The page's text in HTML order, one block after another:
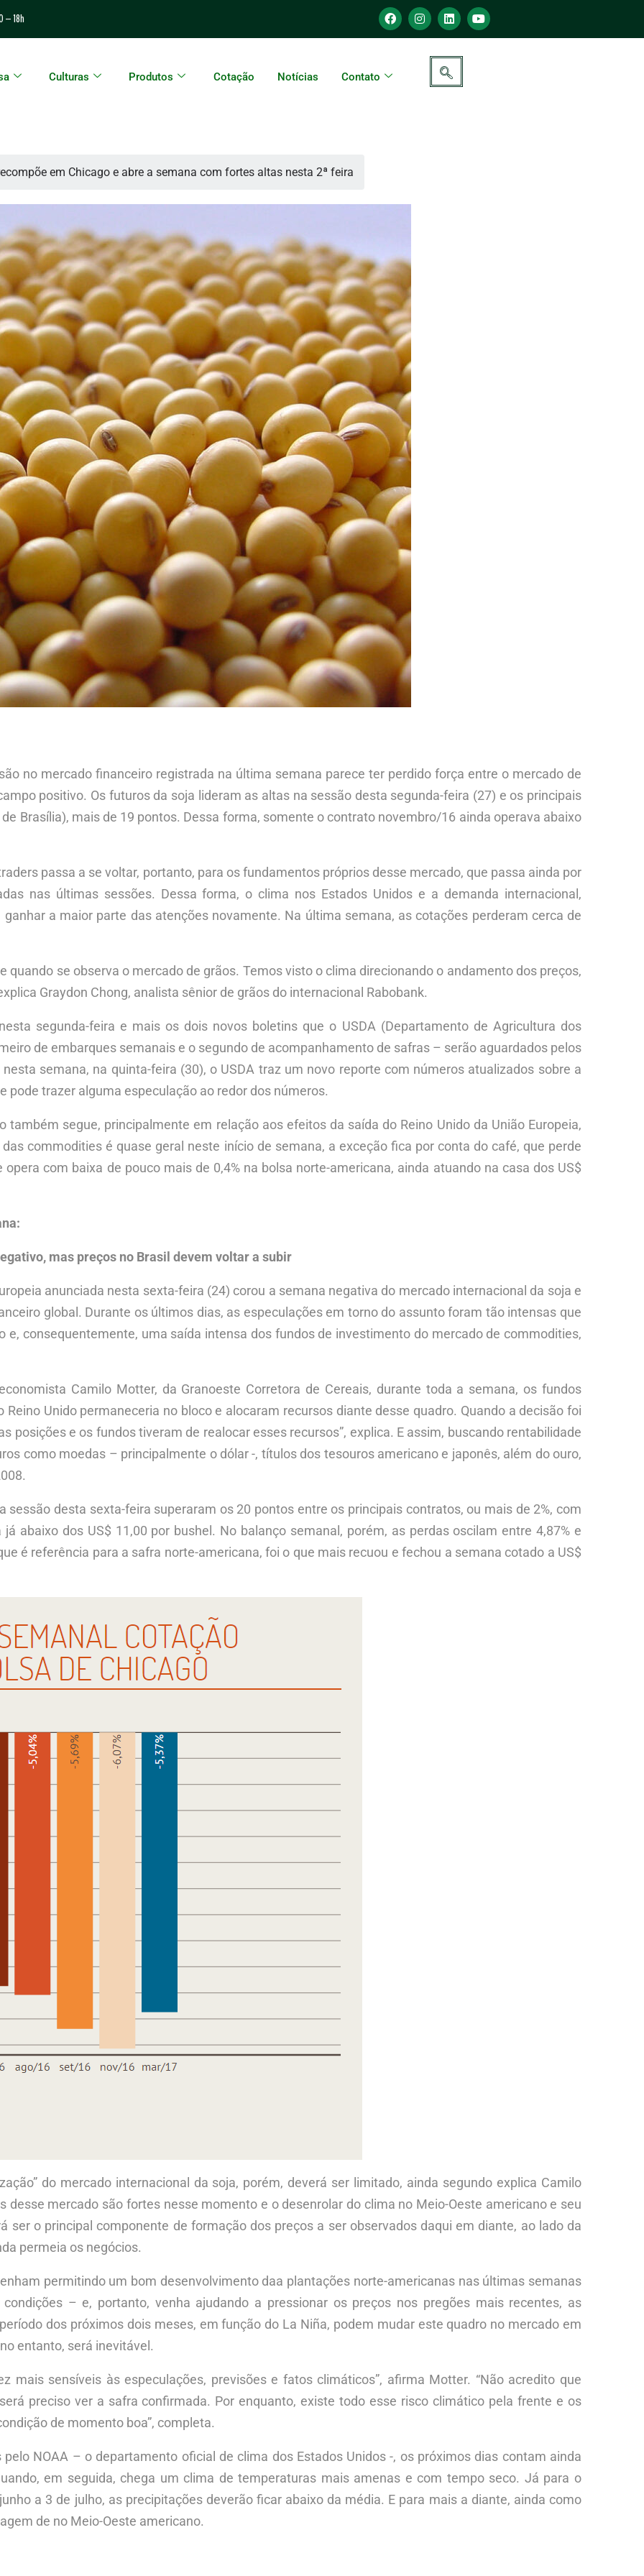
– 18h
Culturas Produtos Cotação Notícias Contato
em Chicago e abre a semana com fortes altas nesta 2ª feira
no mercado financeiro registrada na última semana parece ter perdido força entre o mercado de
positivo. Os futuros da soja lideram as altas na sessão desta segunda-feira (27) e os principais
Brasília), mais de 19 pontos. Dessa forma, somente o contrato novembro/16 ainda operava abaixo
passa a se voltar, portanto, para os fundamentos próprios desse mercado, que passa ainda por
nas últimas sessões. Dessa forma, o clima nos Estados Unidos e a demanda internacional,
a maior parte das atenções novamente. Na última semana, as cotações perderam cerca de
quando se observa o mercado de grãos. Temos visto o clima direcionando o andamento dos preços,
Graydon Chong, analista sênior de grãos do internacional Rabobank.
segunda-feira e mais os dois novos boletins que o USDA (Departamento de Agricultura dos
de embarques semanais e o segundo de acompanhamento de safras – serão aguardados pelos
semana, na quinta-feira (30), o USDA traz um novo reporte com números atualizados sobre a
pode trazer alguma especulação ao redor dos números.
segue, principalmente em relação aos efeitos da saída do Reino Unido da União Europeia,
commodities é quase geral neste início de semana, a exceção fica por conta do café, que perde
com baixa de pouco mais de 0,4% na bolsa norte-americana, ainda atuando na casa dos US$
mas preços no Brasil devem voltar a subir
anunciada nesta sexta-feira (24) corou a semana negativa do mercado internacional da soja e
global. Durante os últimos dias, as especulações em torno do assunto foram tão intensas que
e, consequentemente, uma saída intensa dos fundos de investimento do mercado de commodities,
Camilo Motter, da Granoeste Corretora de Cereais, durante toda a semana, os fundos
Unido permaneceria no bloco e alocaram recursos diante desse quadro. Quando a decisão foi
posições e os fundos tiveram de realocar esses recursos”, explica. E assim, buscando rentabilidade
como moedas – principalmente o dólar -, títulos dos tesouros americano e japonês, além do ouro,
sessão desta sexta-feira superaram os 20 pontos entre os principais contratos, ou mais de 2%, com
abaixo dos US$ 11,00 por bushel. No balanço semanal, porém, as perdas oscilam entre 4,87% e
é referência para a safra norte-americana, foi o que mais recuou e fechou a semana cotado a US$
do mercado internacional da soja, porém, deverá ser limitado, ainda segundo explica Camilo
mercado são fortes nesse momento e o desenrolar do clima no Meio-Oeste americano e seu
ser o principal componente de formação dos preços a ser observados daqui em diante, ao lado da
permeia os negócios.
permitindo um bom desenvolvimento daa plantações norte-americanas nas últimas semanas
– e, portanto, venha ajudando a pressionar os preços nos pregões mais recentes, as
dos próximos dois meses, em função do La Niña, podem mudar este quadro no mercado em
entanto, será inevitável.
mais sensíveis às especulações, previsões e fatos climáticos”, afirma Motter. “Não acredito que
preciso ver a safra confirmada. Por enquanto, existe todo esse risco climático pela frente e os
de momento boa”, completa.
NOAA – o departamento oficial de clima dos Estados Unidos -, os próximos dias contam ainda
em seguida, chega um clima de temperaturas mais amenas e com tempo seco. Já para o
a 3 de julho, as precipitações deverão ficar abaixo da média. E para mais a diante, ainda como
de no Meio-Oeste americano.